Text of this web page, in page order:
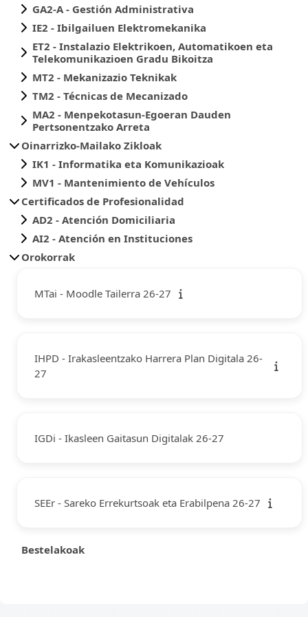
GA2-A - Gestión Administrativa
IE2 - Ibilgailuen Elektromekanika
ET2 - Instalazio Elektrikoen, Automatikoen eta
Telekomunikazioen Gradu Bikoitza
MT2 - Mekanizazio Teknikak
TM2 - Técnicas de Mecanizado
MA2 - Menpekotasun-Egoeran Dauden
Pertsonentzako Arreta
Oinarrizko-Mailako Zikloak
IK1 - Informatika eta Komunikazioak
MV1 - Mantenimiento de Vehículos
Certificados de Profesionalidad
AD2 - Atención Domiciliaria
AI2 - Atención en Instituciones
Orokorrak
MTai - Moodle Tailerra 26-27
IHPD - Irakasleentzako Harrera Plan Digitala 26-
27
IGDi - Ikasleen Gaitasun Digitalak 26-27
SEEr - Sareko Errekurtsoak eta Erabilpena 26-27
Bestelakoak